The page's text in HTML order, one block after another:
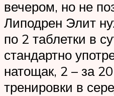
вечером, но не
Липодрен Элит
по 2 таблетки в
стандартно
натощак, 2 – за
тренировки в